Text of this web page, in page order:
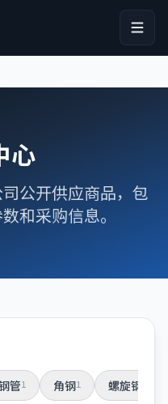
心
公开供应商品，包
和采购信息。
管1 角钢1 螺旋钢管